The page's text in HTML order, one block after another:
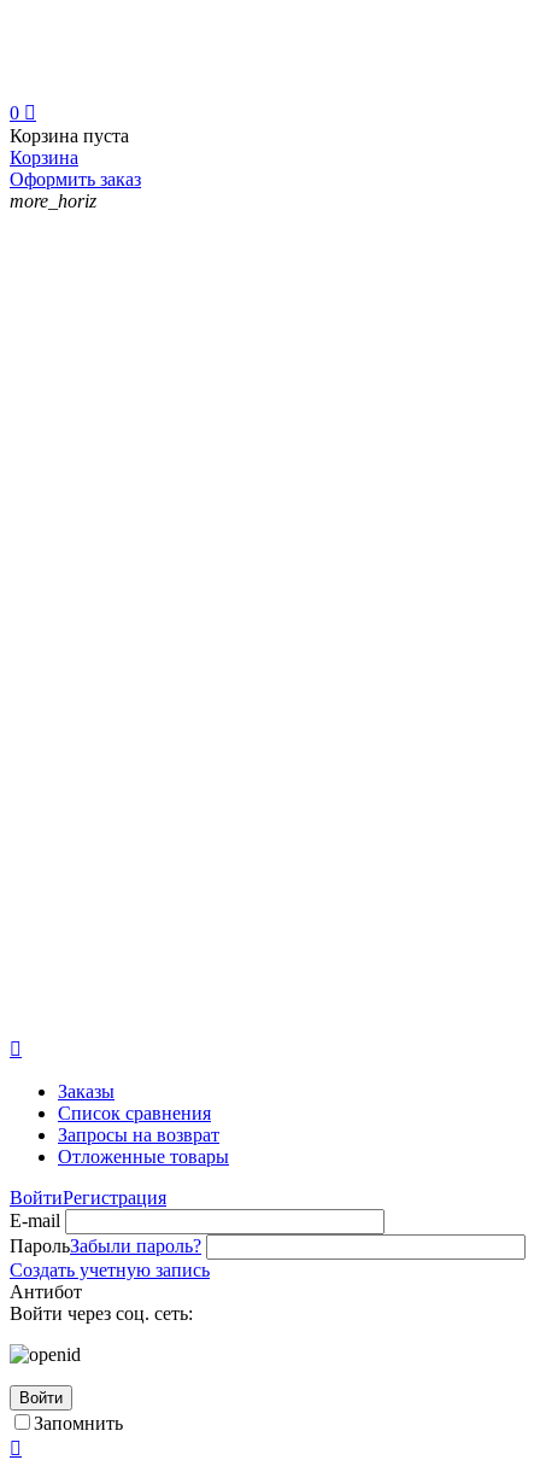
0 
Корзина пуста
Корзина
Оформить заказ
more_horiz

Заказы
Список сравнения
Запросы на возврат
Отложенные товары
ВойтиРегистрация
E-mail
ПарольЗабыли пароль?
Создать учетную запись
Антибот
Войти через соц. сеть:
Войти
Запомнить
